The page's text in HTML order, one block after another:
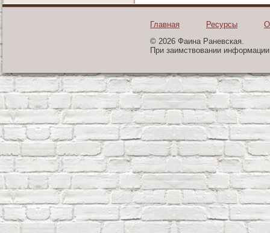
Главная Ресурсы
© 2026 Фаина Раневская.
При заимствовании